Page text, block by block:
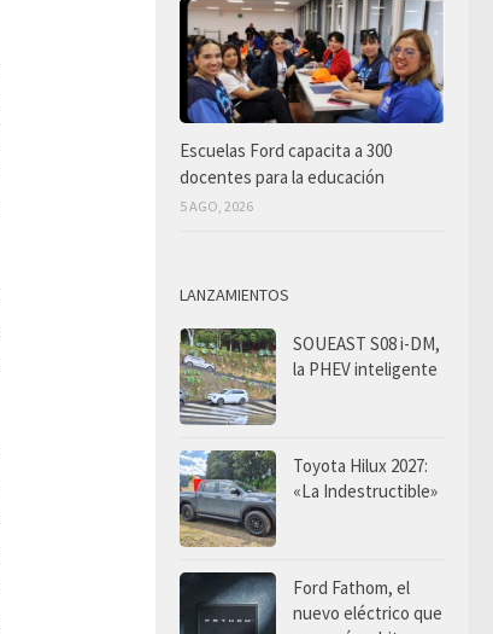
Escuelas Ford capacita a 300
docentes para la educación
5 AGO, 2026
LANZAMIENTOS
SOUEAST S08 i-DM,
la PHEV inteligente
Toyota Hilux 2027:
«La Indestructible»
Ford Fathom, el
nuevo eléctrico que